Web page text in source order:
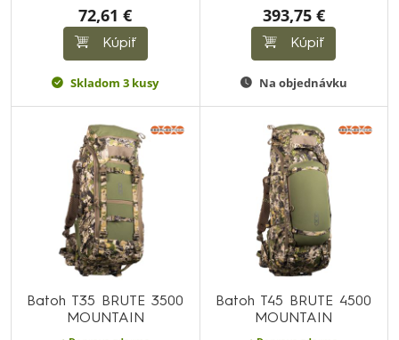
72,61 €
Kúpiť
Skladom 3 kusy
393,75 €
Kúpiť
Na objednávku
Batoh T35 BRUTE 3500
MOUNTAIN
Batoh T45 BRUTE 4500
MOUNTAIN